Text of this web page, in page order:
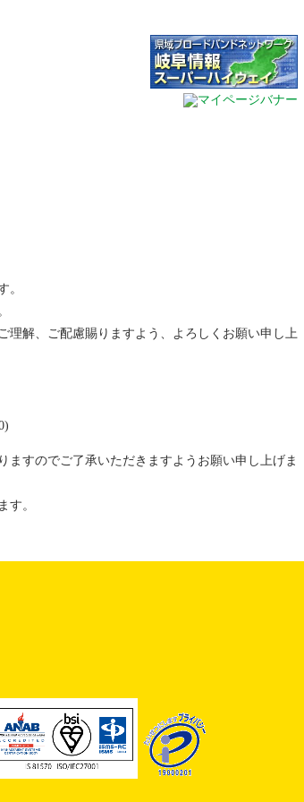
。
理解、ご配慮賜りますよう、よろしくお願い申し上
すのでご了承いただきますようお願い申し上げま
す。